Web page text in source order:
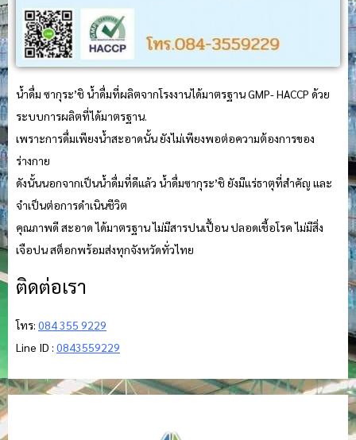
น้ำดื่ม ซากุระ’ชิ น้ำดื่มที่ผลิตจากโรงงานได้มาตรฐาน GMP- HACCP ด้วย
ระบบการผลิตที่ได้มาตรฐาน.
เพราะการดื่มเพียงน้ำสะอาดนั้น ยังไม่เพียงพอต่อความต้องการของ
ร่างกาย
ดังนั้นนอกจากเป็นน้ำดื่มที่ดีแล้ว น้ำดื่มซากุระ’ชิ ยังมีแร่ธาตุที่สำคัญ และ
จำเป็นต่อการดำเนินชีวิต
คุณภาพดี สะอาด ได้มาตรฐาน ไม่มีสารปนเปื้อน ปลอดเชื้อโรค ไม่มีสิ่ง
เจือปน สต็อกพร้อมส่งทุกจังหวัดทั่วไทย
ติดต่อเรา
โทร: 084 355 9229
Line ID : 0843559229